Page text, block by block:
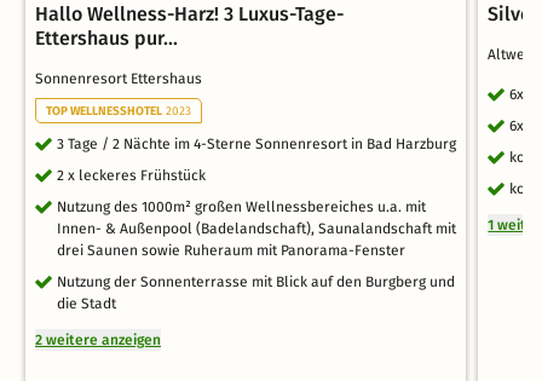
Hallo Wellness-Harz! 3 Luxus-Tage-
Ettershaus pur...
Sonnenresort Ettershaus
TOP WELLNESSHOTEL 2023
3 Tage / 2 Nächte im 4-Sterne Sonnenresort in Bad Harzburg
2 x leckeres Frühstück
Nutzung des 1000m² großen Wellnessbereiches u.a. mit
Innen- & Außenpool (Badelandschaft), Saunalandschaft mit
drei Saunen sowie Ruheraum mit Panorama-Fenster
Nutzung der Sonnenterrasse mit Blick auf den Burgberg und
die Stadt
2 weitere anzeigen
6x
6x
1